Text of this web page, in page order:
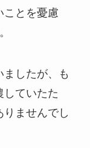
ことを憂慮
したが、も
していたた
ませんでし